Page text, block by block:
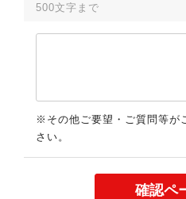
500文字まで
※その他ご要望・ご質問等が
さい。